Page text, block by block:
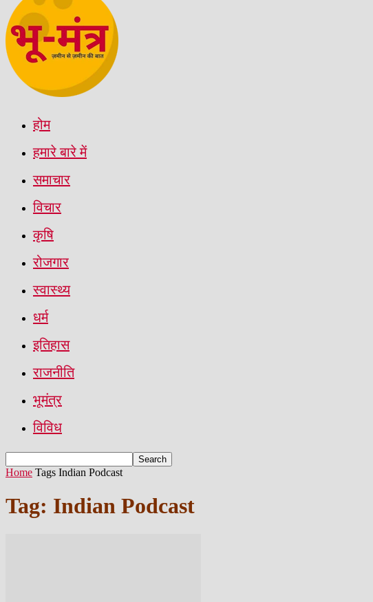
होम
हमारे बारे में
समाचार
विचार
कृषि
रोजगार
स्वास्थ्य
धर्म
इतिहास
राजनीति
भूमंत्र
विविध
Home Tags Indian Podcast
Tag: Indian Podcast